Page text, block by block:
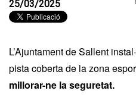
25/03/2025
L’Ajuntament de Sallent
pista coberta de la zona
millorar-ne la seguretat.